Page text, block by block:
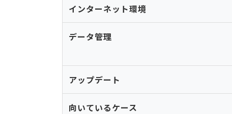
インターネット環境
データ管理
アップデート
向いているケース